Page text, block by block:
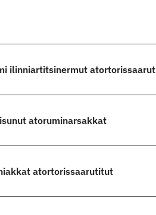
ilinniartitsinermut atortorissaarut
atoruminarsakkat
atortorissaarutitut